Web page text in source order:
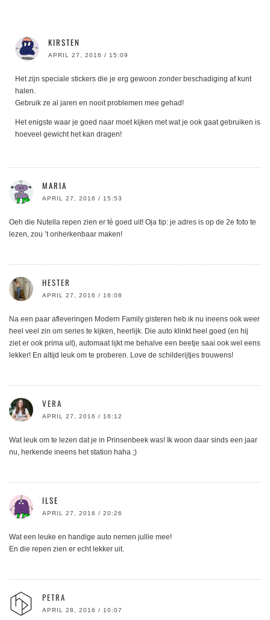
KIRSTEN
APRIL 27, 2016 / 15:09
Het zijn speciale stickers die je erg gewoon zonder beschadiging af kunt
halen.
Gebruik ze al jaren en nooit problemen mee gehad!
Het enigste waar je goed naar moet kijken met wat je ook gaat gebruiken is
hoeveel gewicht het kan dragen!
MARIA
APRIL 27, 2016 / 15:53
Oeh die Nutella repen zien er té goed uit! Oja tip: je adres is op de 2e foto te
lezen, zou ’t onherkenbaar maken!
HESTER
APRIL 27, 2016 / 16:08
Na een paar afleveringen Modern Family gisteren heb ik nu ineens ook weer
heel veel zin om series te kijken, heerlijk. Die auto klinkt heel goed (en hij
ziet er ook prima uit), automaat lijkt me behalve een beetje saai ook wel eens
lekker! En altijd leuk om te proberen. Love de schilderijtjes trouwens!
VERA
APRIL 27, 2016 / 16:12
Wat leuk om te lezen dat je in Prinsenbeek was! Ik woon daar sinds een jaar
nu, herkende ineens het station haha ;)
ILSE
APRIL 27, 2016 / 20:26
Wat een leuke en handige auto nemen jullie mee!
En die repen zien er echt lekker uit.
PETRA
APRIL 28, 2016 / 10:07